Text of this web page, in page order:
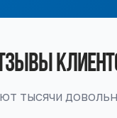
тысячи